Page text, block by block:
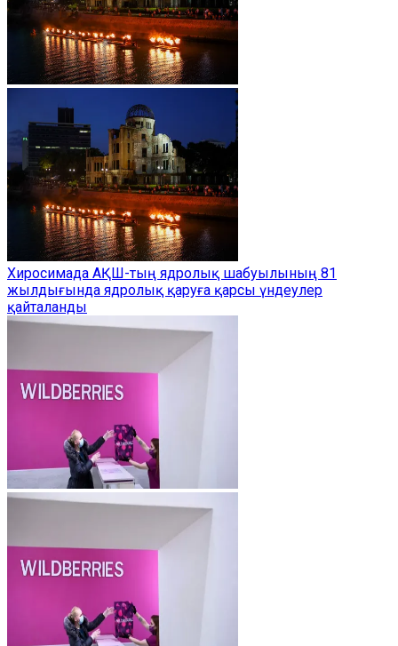
Хиросимада АҚШ-тың ядролық шабуылының 81
жылдығында ядролық қаруға қарсы үндеулер
қайталанды